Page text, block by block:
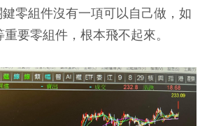
零組件沒有一項可以自己做，如
要零組件，根本飛不起來。